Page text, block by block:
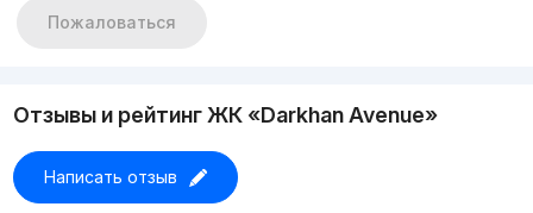
Пожаловаться
Отзывы и рейтинг ЖК «Darkhan Avenue»
Написать отзыв